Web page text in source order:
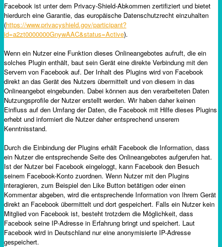
Facebook ist unter dem Privacy-Shield-Abkommen zertifiziert und bietet
hierdurch eine Garantie, das europäische Datenschutzrecht einzuhalten
(https://www.privacyshield.gov/participant?
id=a2zt0000000GnywAAC&status=Active).
Wenn ein Nutzer eine Funktion dieses Onlineangebotes aufruft, die ein
solches Plugin enthält, baut sein Gerät eine direkte Verbindung mit den
Servern von Facebook auf. Der Inhalt des Plugins wird von Facebook
direkt an das Gerät des Nutzers übermittelt und von diesem in das
Onlineangebot eingebunden. Dabei können aus den verarbeiteten Daten
Nutzungsprofile der Nutzer erstellt werden. Wir haben daher keinen
Einfluss auf den Umfang der Daten, die Facebook mit Hilfe dieses Plugins
erhebt und informiert die Nutzer daher entsprechend unserem
Kenntnisstand.
Durch die Einbindung der Plugins erhält Facebook die Information, dass
ein Nutzer die entsprechende Seite des Onlineangebotes aufgerufen hat.
Ist der Nutzer bei Facebook eingeloggt, kann Facebook den Besuch
seinem Facebook-Konto zuordnen. Wenn Nutzer mit den Plugins
interagieren, zum Beispiel den Like Button betätigen oder einen
Kommentar abgeben, wird die entsprechende Information von Ihrem Gerät
direkt an Facebook übermittelt und dort gespeichert. Falls ein Nutzer kein
Mitglied von Facebook ist, besteht trotzdem die Möglichkeit, dass
Facebook seine IP-Adresse in Erfahrung bringt und speichert. Laut
Facebook wird in Deutschland nur eine anonymisierte IP-Adresse
gespeichert.